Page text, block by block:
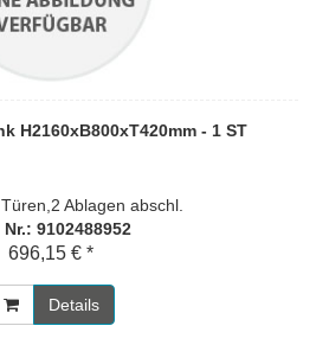
H2160xB800xT420mm - 1 ST
Ablagen abschl.
9102488952
696,15 € *
Details